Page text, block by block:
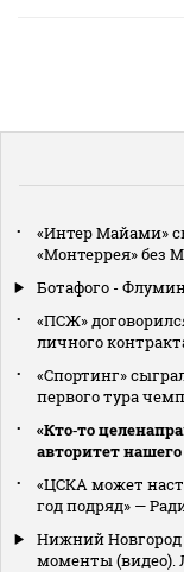
«Интер Майами»
«Монтеррея» без
Ботафого -
«ПСЖ»
личного
«Спортинг»
первого тура
«Кто‑то
авторитет
«ЦСКА может
год подряд» —
Нижний
моменты (видео).